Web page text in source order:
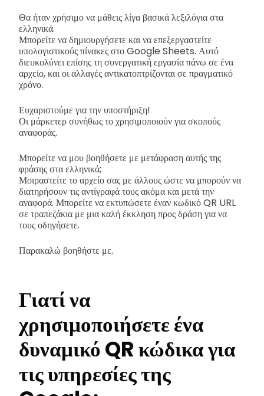
Θα ήταν χρήσιμο να μάθεις λίγα βασικά λεξιλόγια στα
ελληνικά.
Μπορείτε να δημιουργήσετε και να επεξεργαστείτε
υπολογιστικούς πίνακες στο Google Sheets. Αυτό
διευκολύνει επίσης τη συνεργατική εργασία πάνω σε ένα
αρχείο, και οι αλλαγές αντικατοπτρίζονται σε πραγματικό
χρόνο.
Ευχαριστούμε για την υποστήριξη!
Οι μάρκετερ συνήθως το χρησιμοποιούν για σκοπούς
αναφοράς.
Μπορείτε να μου βοηθήσετε με μετάφραση αυτής της
φράσης στα ελληνικά;
Μοιραστείτε το αρχείο σας με άλλους ώστε να μπορούν να
διατηρήσουν τις αντίγραφά τους ακόμα και μετά την
αναφορά. Μπορείτε να εκτυπώσετε έναν κωδικό QR URL
σε τραπεζάκια με μια καλή έκκληση προς δράση για να
τους οδηγήσετε.
Παρακαλώ βοηθήστε με.
Γιατί να
χρησιμοποιήσετε ένα
δυναμικό QR κώδικα για
τις υπηρεσίες της